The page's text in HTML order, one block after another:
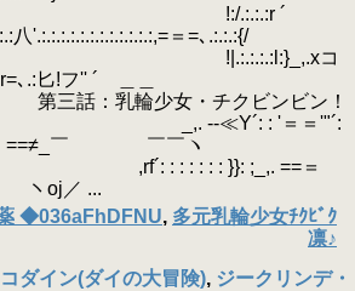
´
'.:.:.:.:.:.:.:.:.:.:.:.:,=＝=､.:.:.:{/
コ
､.:匕!フ'' ´ ＿＿
乳輪少女・チクビンビン！
: '＝＝'"´:
ゝ==≠_￣ ￣￣ヽ
: : : }}: ;_,. ==＝
oj／ ...
◆036aFhDFNU, 多元乳輪少女ﾁｸﾋﾞｸ
凛♪
ダイン(ダイの大冒険), ジークリンデ